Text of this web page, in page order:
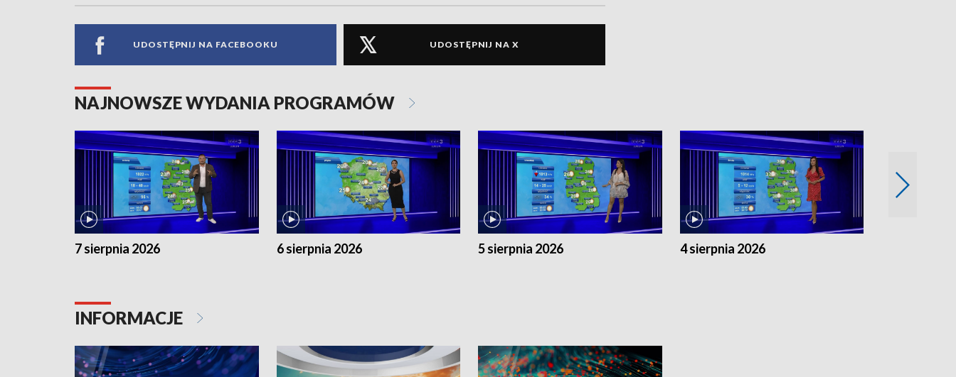
UDOSTĘPNIJ NA FACEBOOKU UDOSTĘPNIJ NA X
NAJNOWSZE WYDANIA PROGRAMÓW
7 sierpnia 2026 6 sierpnia 2026 5 sierpnia 2026 4 sierpnia 2026
INFORMACJE